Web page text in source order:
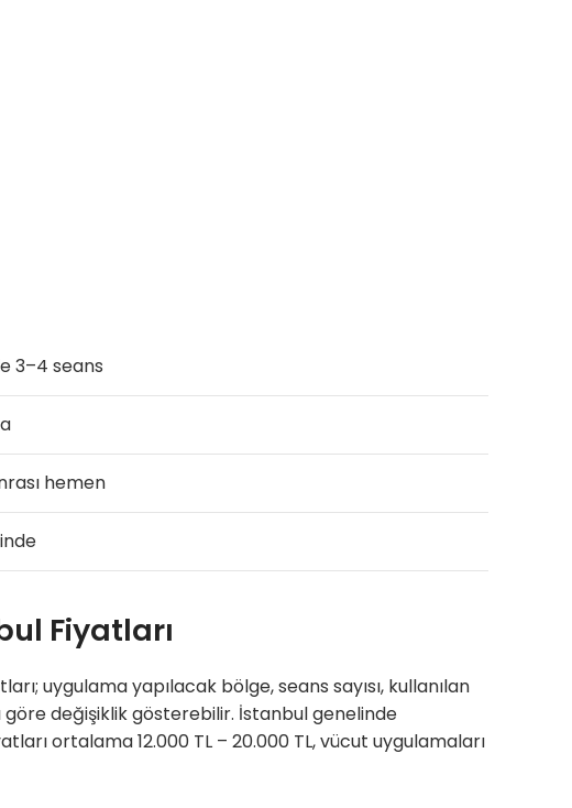
3–4 seans
hemen
Fiyatları
uygulama yapılacak bölge, seans sayısı, kullanılan
değişiklik gösterebilir. İstanbul genelinde
ortalama 12.000 TL – 20.000 TL, vücut uygulamaları